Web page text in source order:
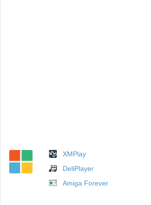
XMPlay
DeliPlayer
Amiga Forever